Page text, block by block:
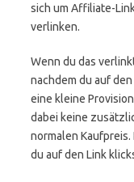
sich um Affiliate-
verlinken.
Wenn du das
nachdem du auf
eine kleine
dabei keine
normalen
du auf den Link